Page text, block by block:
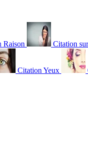
Raison Citation
Citation Yeux